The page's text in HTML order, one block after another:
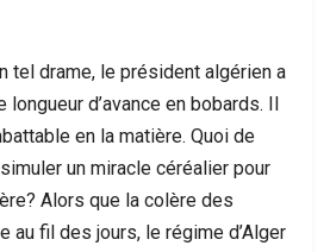
tel drame, le président algérien a
longueur d’avance en bobards. Il
en la matière. Quoi de
un miracle céréalier pour
Alors que la colère des
au fil des jours, le régime d’Alger